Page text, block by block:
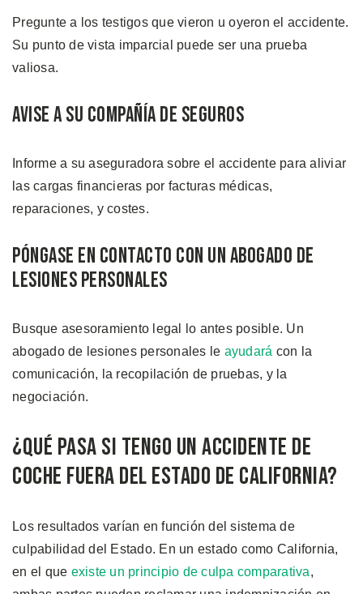
Pregunte a los testigos que vieron u oyeron el accidente.
Su punto de vista imparcial puede ser una prueba
valiosa.
Avise a su Compañía de Seguros
Informe a su aseguradora sobre el accidente para aliviar
las cargas financieras por facturas médicas,
reparaciones, y costes.
Póngase en Contacto con un Abogado de
Lesiones Personales
Busque asesoramiento legal lo antes posible. Un
abogado de lesiones personales le ayudará con la
comunicación, la recopilación de pruebas, y la
negociación.
¿Qué Pasa si Tengo un Accidente de
Coche Fuera del Estado de California?
Los resultados varían en función del sistema de
culpabilidad del Estado. En un estado como California,
en el que existe un principio de culpa comparativa,